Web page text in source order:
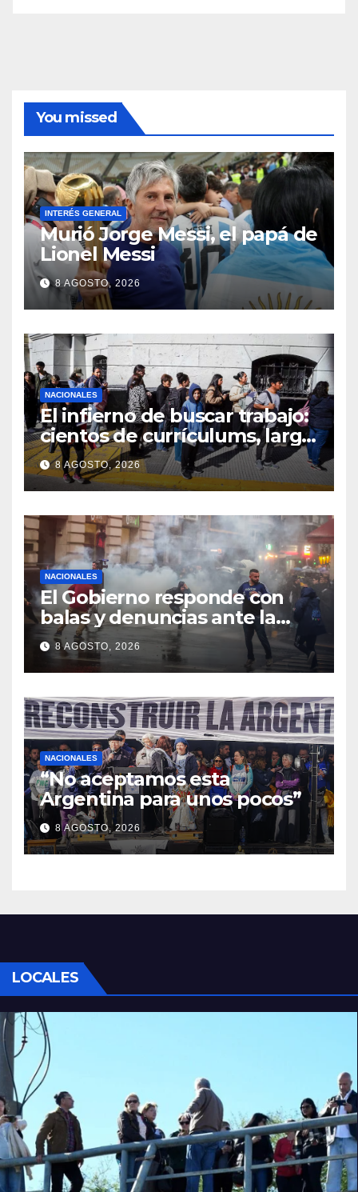
You missed
INTERÉS GENERAL
Murió Jorge Messi, el papá de
Lionel Messi
8 AGOSTO, 2026
NACIONALES
El infierno de buscar trabajo:
cientos de currículums, larga
espera y menos puestos
registrados
8 AGOSTO, 2026
NACIONALES
El Gobierno responde con
balas y denuncias ante la
protesta
8 AGOSTO, 2026
NACIONALES
“No aceptamos esta
Argentina para unos pocos”
8 AGOSTO, 2026
LOCALES